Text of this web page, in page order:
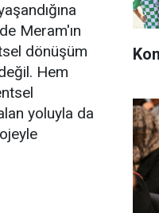
Meram'ın
dönüşüm
Hem
yoluyla da